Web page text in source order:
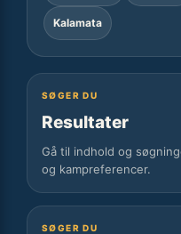
Kalamata
SØGER DU
Resultater
Gå til indhold og
og kampreferencer.
SØGER DU